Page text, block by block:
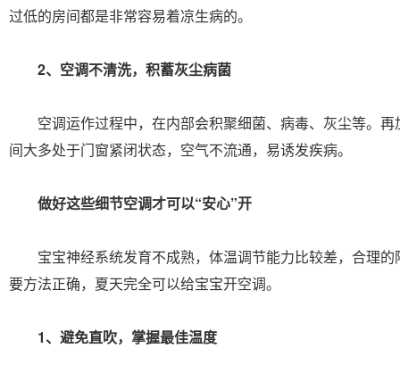
过低的房间都是非常容易着凉生病的。
2、空调不清洗，积蓄灰尘病菌
空调运作过程中，在内部会积聚细菌、病毒、灰尘等。再
间大多处于门窗紧闭状态，空气不流通，易诱发疾病。
做好这些细节空调才可以“安心”开
宝宝神经系统发育不成熟，体温调节能力比较差，合理的
要方法正确，夏天完全可以给宝宝开空调。
1、避免直吹，掌握最佳温度